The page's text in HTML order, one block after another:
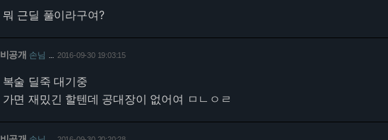
뭐 근딜 풀이라구여?
비공개 손님 2016-09-30 19:03:15
복술 딜죽 대기중
가면 재밌긴 할텐데 공대장이 없어여 ㅁㄴㅇㄹ